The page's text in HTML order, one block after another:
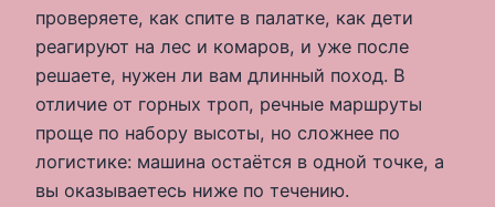
проверяете, как спите в палатке, как дети
реагируют на лес и комаров, и уже после
решаете, нужен ли вам длинный поход. В
отличие от горных троп, речные маршруты
проще по набору высоты, но сложнее по
логистике: машина остаётся в одной точке, а
вы оказываетесь ниже по течению.